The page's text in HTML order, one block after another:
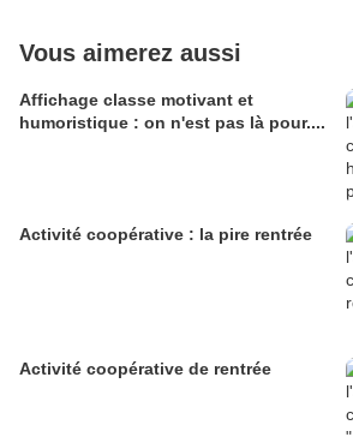
Vous aimerez aussi
Affichage classe motivant et
humoristique : on n'est pas là pour....
Activité coopérative : la pire rentrée
Activité coopérative de rentrée